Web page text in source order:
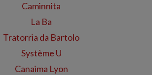
Caminnita
La Ba
Tratorria da Bartolo
Système U
Canaima Lyon